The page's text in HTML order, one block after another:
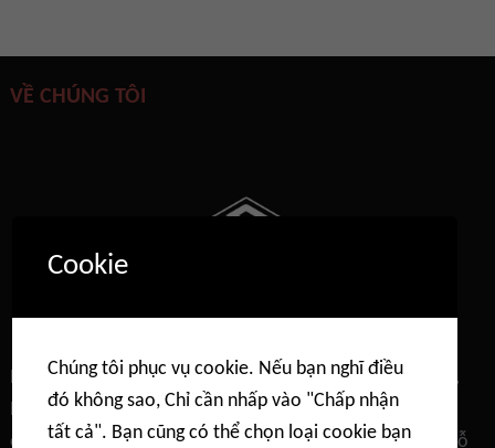
VỀ CHÚNG TÔI
Diện tích bề mặt & Độ xốp，Hấp thụ trọng lực-Hơi/Khí，
Hấp thụ khí áp suất cao， Hấp phụ khí ăn mòn，Đường
cong đột phá，Hấp thụ hóa chất tự động，Kích thước lỗ
Cookie
Chúng tôi phục vụ cookie. Nếu bạn nghĩ điều
đó không sao, Chỉ cần nhấp vào "Chấp nhận
tất cả". Bạn cũng có thể chọn loại cookie bạn